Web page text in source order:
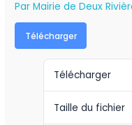
ParMairie de Deux
Télécharger
Télécharger
Taille du fichier